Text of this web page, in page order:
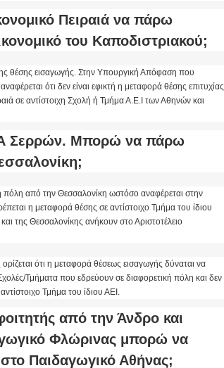
Πειραιά να πάρω
του Καποδιστριακού;
θέσης εισαγωγής. Στην Υπουργική Απόφαση που
ότι δεν είναι εφικτή η μεταφορά θέσης επιτυχίας
σε αντίστοιχη Σχολή ή Τμήμα Α.Ε.Ι των Αθηνών και
Σερρών. Μπορώ να πάρω
πόλη από την Θεσσαλονίκη ωστόσο αναφέρεται στην
η μεταφορά θέσης σε αντίστοιχο Τμήμα του ίδιου
της Θεσσαλονίκης ανήκουν στο Αριστοτέλειο
ότι η μεταφορά θέσεως εισαγωγής δύναται να
Τμήματα που εδρεύουν σε διαφορετική πόλη και δεν
Τμήμα του ίδιου ΑΕΙ.
από την Άνδρο και
Φλώρινας μπορώ να
Παιδαγωγικό Αθήνας;